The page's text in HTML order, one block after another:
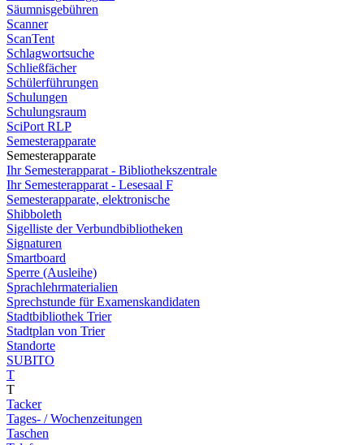
Säumnisgebühren
Scanner
ScanTent
Schlagwortsuche
Schließfächer
Schülerführungen
Schulungen
Schulungsraum
SciPort RLP
Semesterapparate
Semesterapparate
Ihr Semesterapparat - Bibliothekszentrale
Ihr Semesterapparat - Lesesaal F
Semesterapparate, elektronische
Shibboleth
Sigelliste der Verbundbibliotheken
Signaturen
Smartboard
Sperre (Ausleihe)
Sprachlehrmaterialien
Sprechstunde für Examenskandidaten
Stadtbibliothek Trier
Stadtplan von Trier
Standorte
SUBITO
T
T
Tacker
Tages- / Wochenzeitungen
Taschen